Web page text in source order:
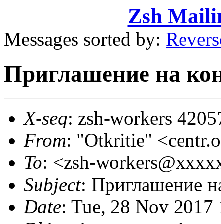
Zsh
Messages sorted by:
Приглашение на
X-seq: zsh-workers
From: "Otkritie"
To: <zsh-
Subject: Приглашение
Date: Tue, 28 Nov